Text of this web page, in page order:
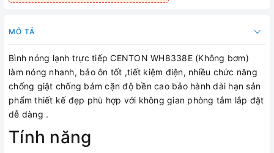
MÔ TẢ
Bình nóng lạnh trực tiếp CENTON WH8338E (Không bơm)
làm nóng nhanh, bảo ôn tốt ,tiết kiệm điện, nhiều chức năng
chống giật chống bám cặn độ bền cao bảo hành dài hạn sản
phẩm thiết kế đẹp phù hợp với không gian phòng tắm lắp đặt
dễ dàng .
Tính năng